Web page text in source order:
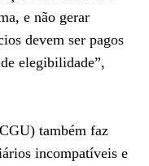
e não gerar
devem ser pagos
elegibilidade”,
também faz
incompatíveis e